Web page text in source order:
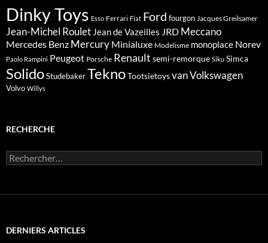
Dinky Toys Esso Ferrari Fiat Ford fourgon Jacques Greilsamer
Jean-Michel Roulet Jean de Vazeilles JRD Meccano
Mercedes Benz Mercury Minialuxe Modelisme monoplace Norev
Paolo Rampini Peugeot Porsche Renault semi-remorque Siku Simca
SolidoStudebakerTeknoTootsietoysvanVolkswagen
Volvo Willys
RECHERCHE
Rechercher :
DERNIERS ARTICLES